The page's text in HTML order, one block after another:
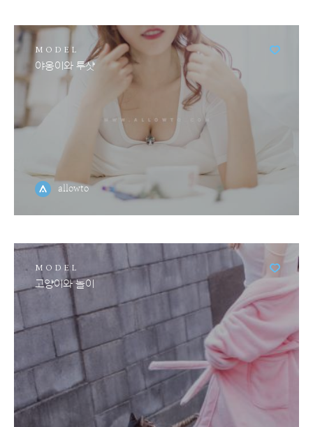
MODEL
야옹이와 투샷
allowto
MODEL
고양이와 놀이